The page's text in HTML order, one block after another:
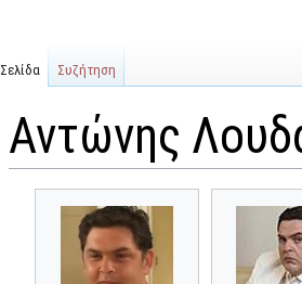
Αντώνης
Σελίδα Συζήτηση